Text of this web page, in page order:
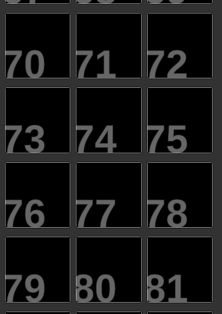
70
71
72
73
74
75
76
77
78
79
80
81